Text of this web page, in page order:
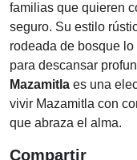
familias que quieren
seguro. Su estilo
rodeada de bosque
para descansar
Mazamitla es una
vivir Mazamitla con
que abraza el alma.
Compartir